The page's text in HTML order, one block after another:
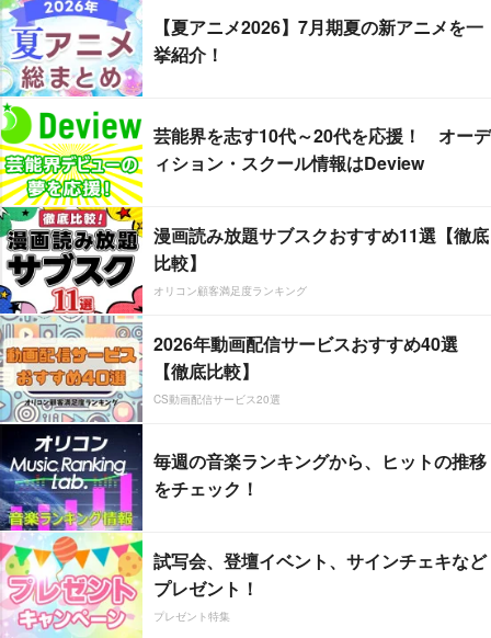
【夏アニメ2026】7月期夏の新アニメを一
挙紹介！
芸能界を志す10代～20代を応援！ オーデ
ィション・スクール情報はDeview
漫画読み放題サブスクおすすめ11選【徹底
比較】
オリコン顧客満足度ランキング
2026年動画配信サービスおすすめ40選
【徹底比較】
CS動画配信サービス20選
毎週の音楽ランキングから、ヒットの推移
をチェック！
試写会、登壇イベント、サインチェキなど
プレゼント！
プレゼント特集